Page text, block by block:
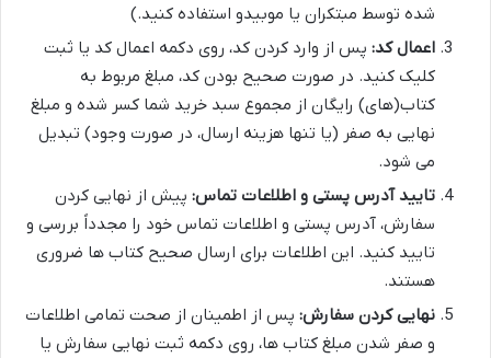
شده توسط مبتکران یا موبیدو استفاده کنید.)
اعمال کد: پس از وارد کردن کد، روی دکمه اعمال کد یا ثبت
کلیک کنید. در صورت صحیح بودن کد، مبلغ مربوط به
کتاب(های) رایگان از مجموع سبد خرید شما کسر شده و مبلغ
نهایی به صفر (یا تنها هزینه ارسال، در صورت وجود) تبدیل
می شود.
تایید آدرس پستی و اطلاعات تماس: پیش از نهایی کردن
سفارش، آدرس پستی و اطلاعات تماس خود را مجدداً بررسی و
تایید کنید. این اطلاعات برای ارسال صحیح کتاب ها ضروری
هستند.
نهایی کردن سفارش: پس از اطمینان از صحت تمامی اطلاعات
و صفر شدن مبلغ کتاب ها، روی دکمه ثبت نهایی سفارش یا